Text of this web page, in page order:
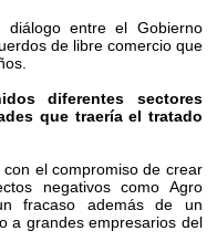
entre el Gobierno
de libre comercio que
diferentes sectores
que traería el tratado
el compromiso de crear
negativos como Agro
fracaso además de un
a grandes empresarios del